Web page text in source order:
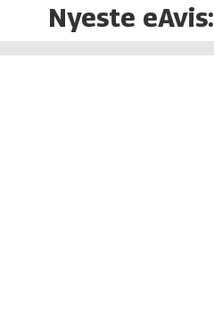
Nyeste eAvis: